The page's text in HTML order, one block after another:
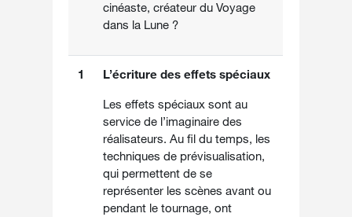
cinéaste, créateur du Voyage
dans la Lune ?
1 L’écriture des effets spéciaux
Les effets spéciaux sont au
service de l’imaginaire des
réalisateurs. Au fil du temps, les
techniques de prévisualisation,
qui permettent de se
représenter les scènes avant ou
pendant le tournage, ont